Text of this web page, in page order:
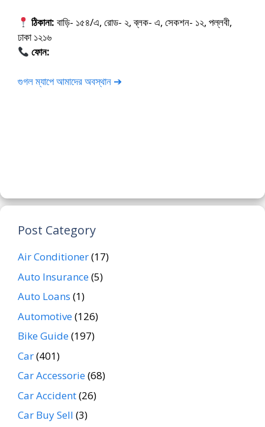
ঠিকানা: বাড়ি- ১৫৪/এ, রোড- ২, ব্লক- এ, সেকশন- ১২, পল্লবী,
ঢাকা ১২১৬
ফোন:
গুগল ম্যাপে আমাদের অবস্থান ➔
Post Category
Air Conditioner(17)
Auto Insurance(5)
Auto Loans (1)
Automotive(126)
Bike Guide(197)
Car(401)
Car Accessorie(68)
Car Accident(26)
Car Buy Sell (3)